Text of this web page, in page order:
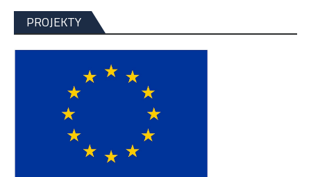
PROJEKTY